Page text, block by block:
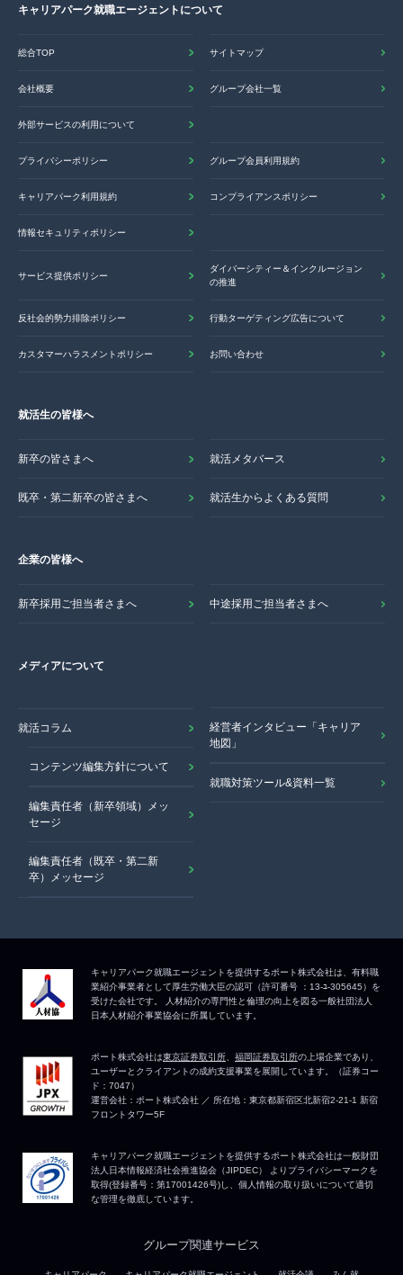
キャリアパーク就職エージェントについて
総合TOP サイトマップ
会社概要 グループ会社一覧
外部サービスの利用について
プライバシーポリシー グループ会員利用規約
キャリアパーク利用規約 コンプライアンスポリシー
情報セキュリティポリシー
サービス提供ポリシー
ダイバーシティー＆インクルージョン
の推進
反社会的勢力排除ポリシー 行動ターゲティング広告について
カスタマーハラスメントポリシー お問い合わせ
就活生の皆様へ
新卒の皆さまへ 就活メタバース
既卒・第二新卒の皆さまへ 就活生からよくある質問
企業の皆様へ
新卒採用ご担当者さまへ 中途採用ご担当者さまへ
メディアについて
就活コラム
コンテンツ編集方針について
編集責任者（新卒領域）メッ
セージ
編集責任者（既卒・第二新
卒）メッセージ
経営者インタビュー「キャリア
地図」
就職対策ツール&資料一覧